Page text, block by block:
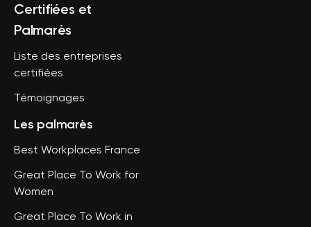
Certifiées et
Palmarès
Liste des entreprises
certifiées
Témoignages
Les palmarès
Best Workplaces France
Great Place To Work for
Women
Great Place To Work in